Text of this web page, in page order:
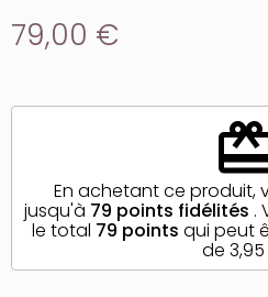
79,00 €
En achetant ce produit,
jusqu'à 79 points fidélités .
le total 79 points qui peut
de